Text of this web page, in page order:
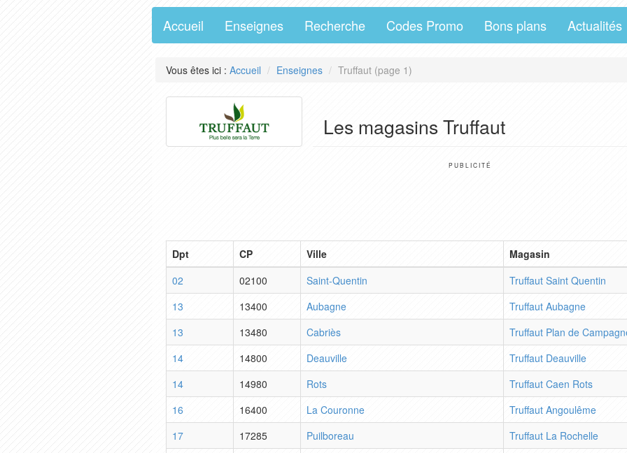
Accueil Enseignes Recherche Codes Promo Bons plans Actualités
Vous êtes ici : Accueil Enseignes Truffaut (page 1)
Les magasins Truffaut
PUBLICITÉ
Dpt CP Ville
Magasin
02
02100 Saint-Quentin
Truffaut Saint Quentin
13
13400 Aubagne
Truffaut Aubagne
13
13480 Cabriès
Truffaut Plan de
14
14800 Deauville
Truffaut Deauville
14
14980 Rots
Truffaut Caen Rots
16
16400 La Couronne
Truffaut Angoulême
17
17285 Puilboreau
Truffaut La Rochelle